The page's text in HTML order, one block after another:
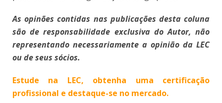
As opinões contidas nas publicações desta coluna
são de responsabilidade exclusiva do Autor, não
representando necessariamente a opinião da LEC
ou de seus sócios.
Estude na LEC, obtenha uma certificação
profissional e destaque-se no mercado.